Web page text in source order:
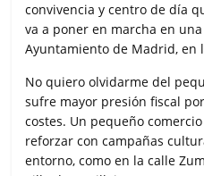
convivencia y centro de día
va a poner en marcha en
Ayuntamiento de Madrid, en
No quiero olvidarme del
sufre mayor presión fiscal
costes. Un pequeño
reforzar con campañas
entorno, como en la calle